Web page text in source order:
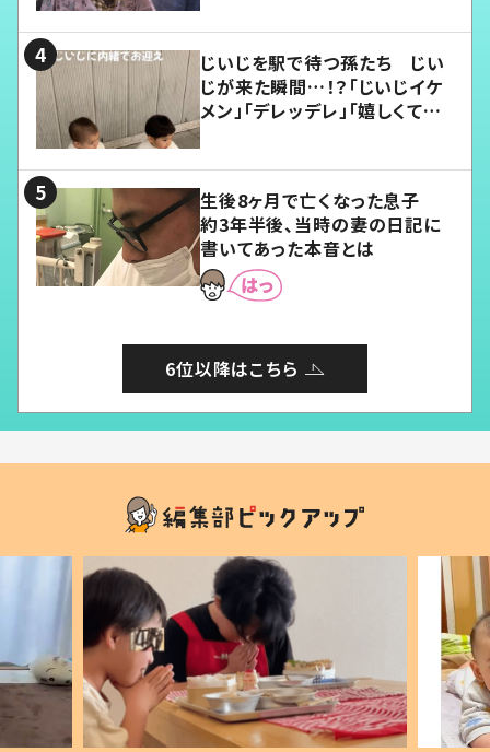
じいじを駅で待つ孫たち じい
じが来た瞬間…！？「じいじイケ
メン」「デレッデレ」「嬉しくて可
生後8ヶ月で亡くなった息子
約3年半後、当時の妻の日記に
書いてあった本音とは
6位以降はこちら